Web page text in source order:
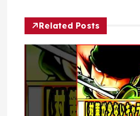
ンRelated Posts